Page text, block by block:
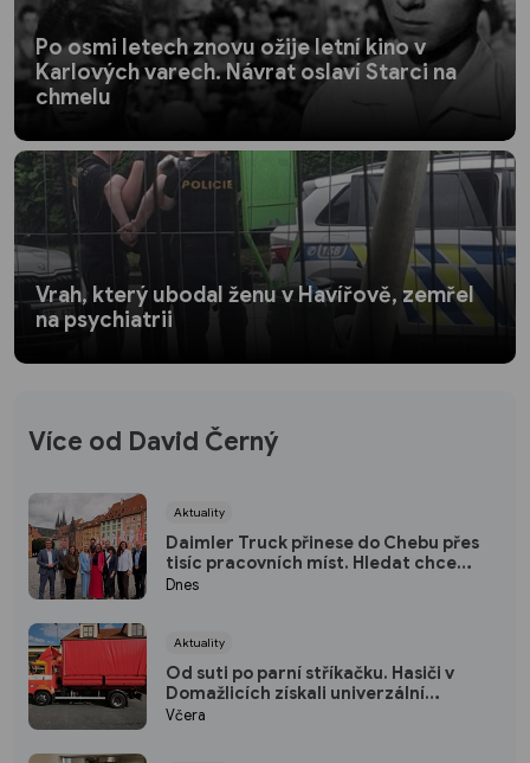
Po osmi letech znovu ožije letní kino v
Karlových varech. Návrat oslaví Starci na
chmelu
Vrah, který ubodal ženu v Havířově, zemřel
na psychiatrii
Více od David Černý
Aktuality
Daimler Truck přinese do Chebu přes
tisíc pracovních míst. Hledat chce
hlavně lidi z regionu
Dnes
Aktuality
Od suti po parní stříkačku. Hasiči v
Domažlicích získali univerzální
kontejner
Včera